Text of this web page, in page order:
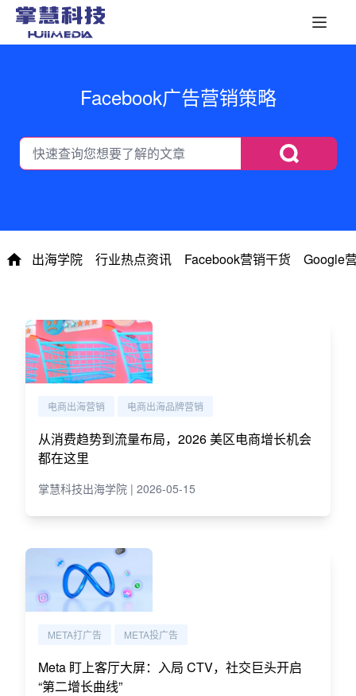
Facebook广告营销策略
出海学院 行业热点资讯 Facebook营销干货 Google
电商出海营销 电商出海品牌营销
从消费趋势到流量布局，2026 美区电商增长机会
都在这里
掌慧科技出海学院 | 2026-05-15
META打广告 META投广告
Meta 盯上客厅大屏：入局 CTV，社交巨头开启
“第二增长曲线”